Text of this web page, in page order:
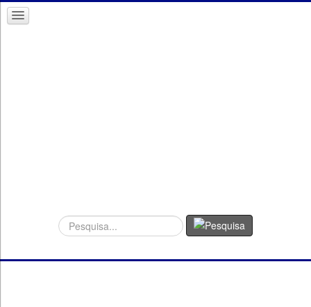
Procurar